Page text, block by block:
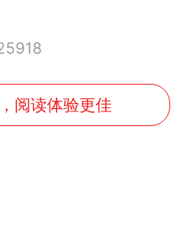
阅读体验更佳